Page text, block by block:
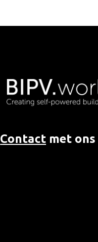
Contact met ons